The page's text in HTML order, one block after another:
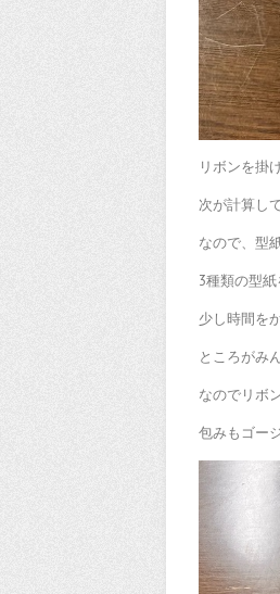
リボンを掛
次が計算し
なので、型
3種類の型
少し時間を
ところがみ
なのでリボ
包みもゴー